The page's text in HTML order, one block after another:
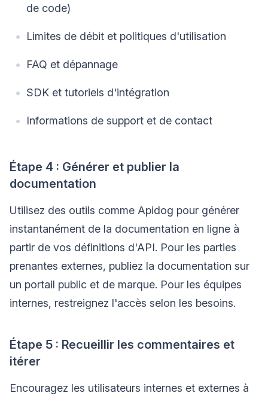
de code)
Limites de débit et politiques d'utilisation
FAQ et dépannage
SDK et tutoriels d'intégration
Informations de support et de contact
Étape 4 : Générer et publier la
documentation
Utilisez des outils comme Apidog pour générer
instantanément de la documentation en ligne à
partir de vos définitions d'API. Pour les parties
prenantes externes, publiez la documentation sur
un portail public et de marque. Pour les équipes
internes, restreignez l'accès selon les besoins.
Étape 5 : Recueillir les commentaires et
itérer
Encouragez les utilisateurs internes et externes à